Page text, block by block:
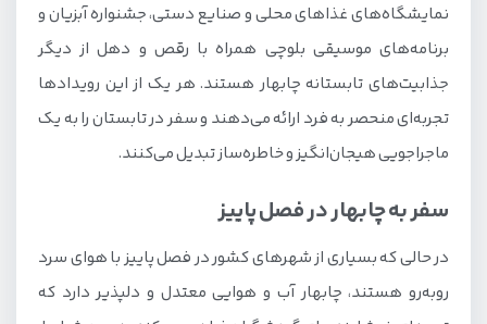
نمایشگاه‌های غذاهای محلی و صنایع دستی، جشنواره آبزیان و
برنامه‌های موسیقی بلوچی همراه با رقص و دهل از دیگر
جذابیت‌های تابستانه چابهار هستند. هر یک از این رویدادها
تجربه‌ای منحصر به فرد ارائه می‌دهند و سفر در تابستان را به یک
ماجراجویی هیجان‌انگیز و خاطره‌ساز تبدیل می‌کنند.
سفر به چابهار در فصل پاییز
در حالی که بسیاری از شهرهای کشور در فصل پاییز با هوای سرد
روبه‌رو هستند، چابهار آب و هوایی معتدل و دلپذیر دارد که